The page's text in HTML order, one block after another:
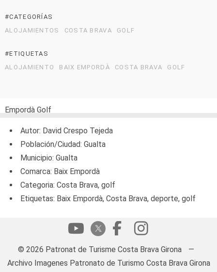
#CATEGORÍAS
ALOJAMIENTOS
COSTA BRAVA GOLF
#ETIQUETAS
ALOJAMIENTO
BAIX EMPORDÀ COSTA BRAVA GOLF
Empordà Golf
Autor: David Crespo Tejeda
Población/Ciudad: Gualta
Municipio: Gualta
Comarca: Baix Empordà
Categoria: Costa Brava, golf
Etiquetas: Baix Empordà, Costa Brava, deporte, golf
© 2026 Patronat de Turisme Costa Brava Girona
—
Archivo Imagenes Patronato de Turismo Costa Brava Girona